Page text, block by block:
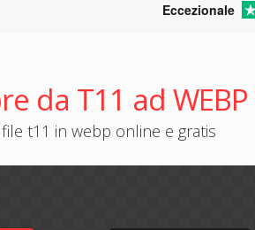
Eccezionale
da T11 ad WEBP
t11 in webp online e gratis